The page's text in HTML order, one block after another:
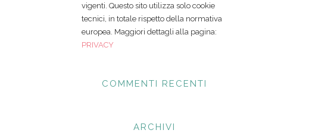
vigenti. Questo sito utilizza solo cookie
tecnici, in totale rispetto della normativa
europea. Maggiori dettagli alla pagina:
PRIVACY
COMMENTI RECENTI
ARCHIVI